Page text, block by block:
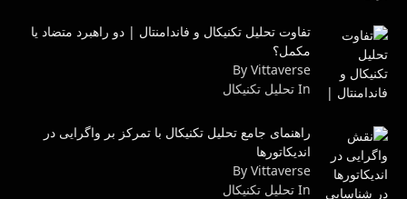
تفاوت تحلیل تکنیکال و فاندامنتال | دو راهبرد متضاد یا
مکمل؟
By Vittaverse
In تحليل تكنيكال
راهنمای جامع تحلیل تکنیکال با تمرکز بر واگرایی در
اندیکاتورها
By Vittaverse
In تحليل تكنيكال